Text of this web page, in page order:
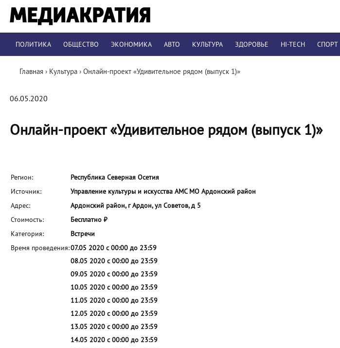
ПОЛИТИКА ОБЩЕСТВО ЭКОНОМИКА АВТО КУЛЬТУРА ЗДОРОВЬЕ HI-TECH СПОРТ
Главная › Культура › Онлайн-проект «Удивительное рядом (выпуск 1)»
06.05.2020
Онлайн-проект «Удивительное рядом (выпуск 1)»
Регион:
Республика Северная Осетия
Источник:
Управление культуры и искусства АМС МО Ардонский район
Адрес:
Ардонский район, г Ардон, ул Советов, д 5
Стоимость:
Бесплатно ₽
Категория:
Встречи
Время проведения:07.05 2020 с 00:00 до 23:59
08.05 2020 с 00:00 до 23:59
09.05 2020 с 00:00 до 23:59
10.05 2020 с 00:00 до 23:59
11.05 2020 с 00:00 до 23:59
12.05 2020 с 00:00 до 23:59
13.05 2020 с 00:00 до 23:59
14.05 2020 с 00:00 до 23:59